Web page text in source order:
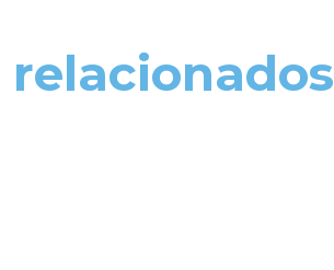
relacionados